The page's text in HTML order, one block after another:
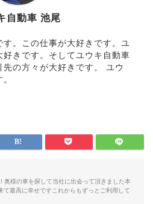
自動車 池尾
。この仕事が大好きです。ユ
好きです。そしてユウキ自動車
の方々が大好きです。 ユウ
奥様の車を探して当社に出会って頂きました本
て最高に幸せですこれからもずっとご利用して